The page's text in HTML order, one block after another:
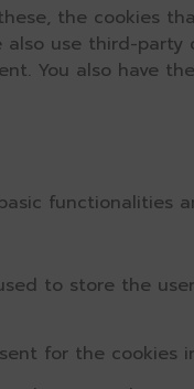
the cookies
use third-party
You also have
functionalities
to store the
for the cookies